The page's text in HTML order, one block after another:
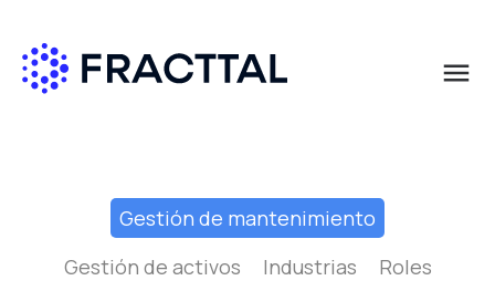
menu
Gestión de mantenimiento
Gestión de activos
Industrias
Roles